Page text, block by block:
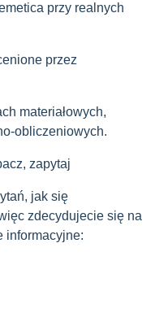
przy realnych
przez
materiałowych,
obliczeniowych.
zapytaj
jak się
zdecydujecie się na
informacyjne: